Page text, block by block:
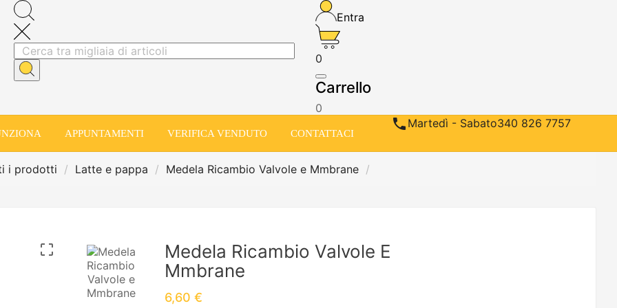
Entra
0
Carrello
0
APPUNTAMENTI VERIFICA VENDUTO CONTATTACI
 Martedì - Sabato340 826 7757
i prodotti Latte e pappa Medela Ricambio Valvole e Mmbrane

Medela Ricambio Valvole E
Mmbrane
6,60 €